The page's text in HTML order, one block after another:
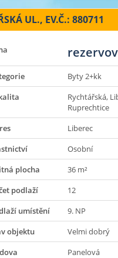
UL., EV.Č.: 880711
Byty 2+kk
Rychtářská,
Ruprechtice
Liberec
Osobní
plocha
36 m²
podlaží
12
umístění
9. NP
objektu
Velmi dobrý
Panelová